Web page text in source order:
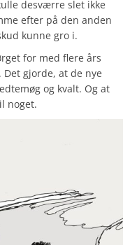
desværre slet ikke
efter på den anden
kunne gro i.
for med flere års
gjorde, at de nye
og kvalt. Og at
noget.